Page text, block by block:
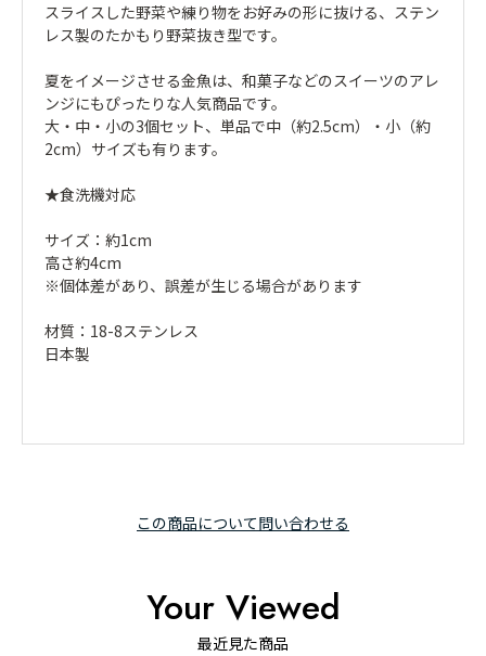
スライスした野菜や練り物をお好みの形に抜ける、ステン
レス製のたかもり野菜抜き型です。
夏をイメージさせる金魚は、和菓子などのスイーツのアレ
ンジにもぴったりな人気商品です。
大・中・小の3個セット、単品で中（約2.5cm）・小（約
2cm）サイズも有ります。
★食洗機対応
サイズ：約1cm
高さ約4cm
※個体差があり、誤差が生じる場合があります
材質：18-8ステンレス
日本製
この商品について問い合わせる
Your Viewed
最近見た商品